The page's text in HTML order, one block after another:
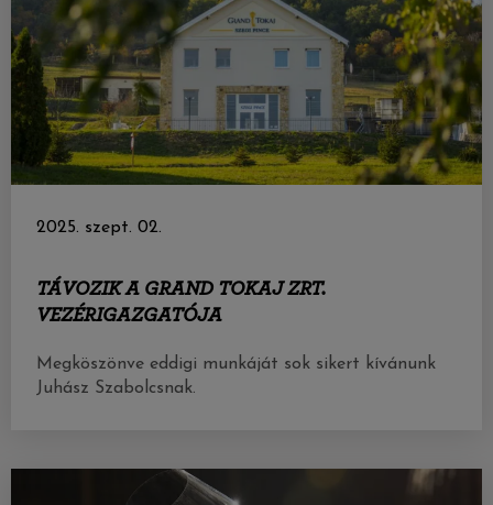
2025. szept. 02.
TÁVOZIK A GRAND TOKAJ ZRT.
VEZÉRIGAZGATÓJA
Megköszönve eddigi munkáját sok sikert kívánunk
Juhász Szabolcsnak.